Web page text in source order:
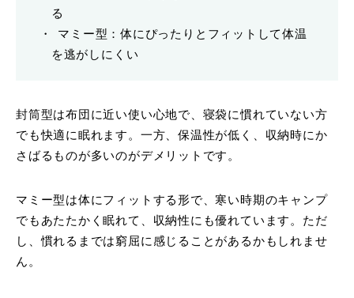
る
マミー型：体にぴったりとフィットして体温
を逃がしにくい
封筒型は布団に近い使い心地で、寝袋に慣れていない方
でも快適に眠れます。一方、保温性が低く、収納時にか
さばるものが多いのがデメリットです。
マミー型は体にフィットする形で、寒い時期のキャンプ
でもあたたかく眠れて、収納性にも優れています。ただ
し、慣れるまでは窮屈に感じることがあるかもしれませ
ん。